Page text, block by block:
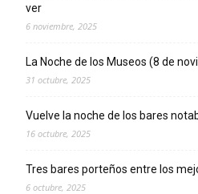
ver
6 noviembre, 2025
La Noche de los Museos (8 de
31 octubre, 2025
Vuelve la noche de los bares
16 octubre, 2025
Tres bares porteños entre los
6 octubre, 2025